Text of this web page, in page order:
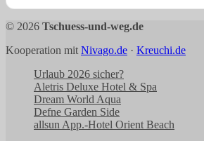
© 2026 Tschuess-und-weg.de
Kooperation mit Nivago.de · Kreuchi.de
Urlaub 2026 sicher?
Aletris Deluxe Hotel & Spa
Dream World Aqua
Defne Garden Side
allsun App.-Hotel Orient Beach